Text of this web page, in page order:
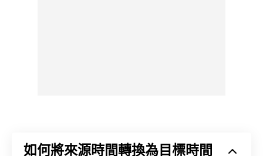
如何將來源時間轉換為目標時間